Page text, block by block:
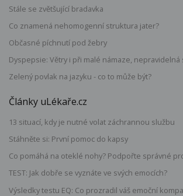
Stále se zvětšující bradavka
Co znamená nehomogenní struktura jater?
Občasné píchnutí pod žebry
Dyspepsie: Větry i při malé námaze, nepravidelná
Zelený povlak na jazyku - co to může být?
Články uLékaře.cz
13 situací, kdy je nutné volat záchrannou službu
Stáhněte si: První pomoc do kapsy
Co pomáhá na oteklé nohy? Podpořte správné
TEST: Jak dobře se vyznáte ve svých emocích?
Výsledky testu EQ: Co prozradil váš emoční